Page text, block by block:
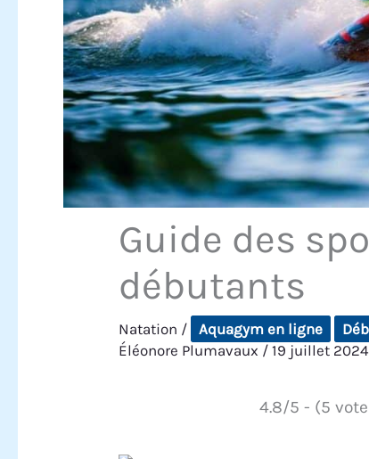
Guide des
débutants
Natation / Aquagym en ligne
Éléonore Plumavaux /19 juillet 2024
4.8/5 - (5